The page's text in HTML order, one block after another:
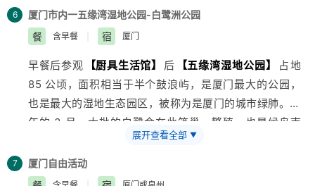
消不退费，船票进出港时间以实际购票为准。鼓浪屿实行
人数限制，轮渡票需提前订票，订票后无法补差价补票。
小孩身高如超过 1.5 米，需提前通知我方买全票轮渡票，
如因客人信息传达错误引起
无法登船等后果由客人自行负责。轮渡票临时补票无法保
证与我社预订的班次一致。
吊桥海沧大桥，厦门最美丽的白鹭洲公园，中国的第一个
台商投资区湖里区，小三通邮轮码头。远华赖昌新以前的
揽无遗！顶楼内还设有国内最高的空中邮局，自制明信
片，LED 全景照，留言廊和光合讲解介绍。让您在感受
美景的同时可以跟家人共享精彩一刻。中国文化博大精深
最有意义的莫过于国家非物质文化。在 18 楼国家非物质
进， 日进斗金！馆内的老照片形象的介绍了厦门特区改
的欣喜，会惊艳一段绵绵长长的上午时光。
后参观【灵芝保健品中心】
午餐自理，您可以在曾厝垵逛吃，无车无导哦~
游览【七彩环岛路】（游览约 20 分钟）：为国内第一
条海滨环岛彩色公路，绿色的大山，青色的植被，黑色的
主干道，红色的人行道，黄色的沙滩，蓝色的海洋，像
惠安女那条彩色腰带系在厦门这个美女的少女身上，婀娜
门列岛。环岛路既可以浪漫骑行看海，也可以牵手漫步，
在这里远离城市烦嚣，只凝注这一刻的美好，许下一世的
6
厦门市内一五缘湾湿地公园-白鹭洲公园
餐
含早餐 宿 厦门
早餐后参观 【厨具生活馆】 后 【五缘湾湿地公园】
占地
85 公顷，面积相当于半个鼓浪屿，是厦门最大的公园，
也是最大的湿地生态园区，被称为是厦门的城市绿肺。每
年的 3 月，大批的白鹭会在此筑巢，繁殖，也是候鸟南
北迁徙的重要驿站。在公园现在的地块上，有水栖和湿生
植物带、水生植物群落、芦苇及湿地区域植物群落。栖息
在湿地中的 9 科 25 种湿地水鸟和 17 科 29 种山林和农
展开查看全部 ▼
7
厦门自由活动